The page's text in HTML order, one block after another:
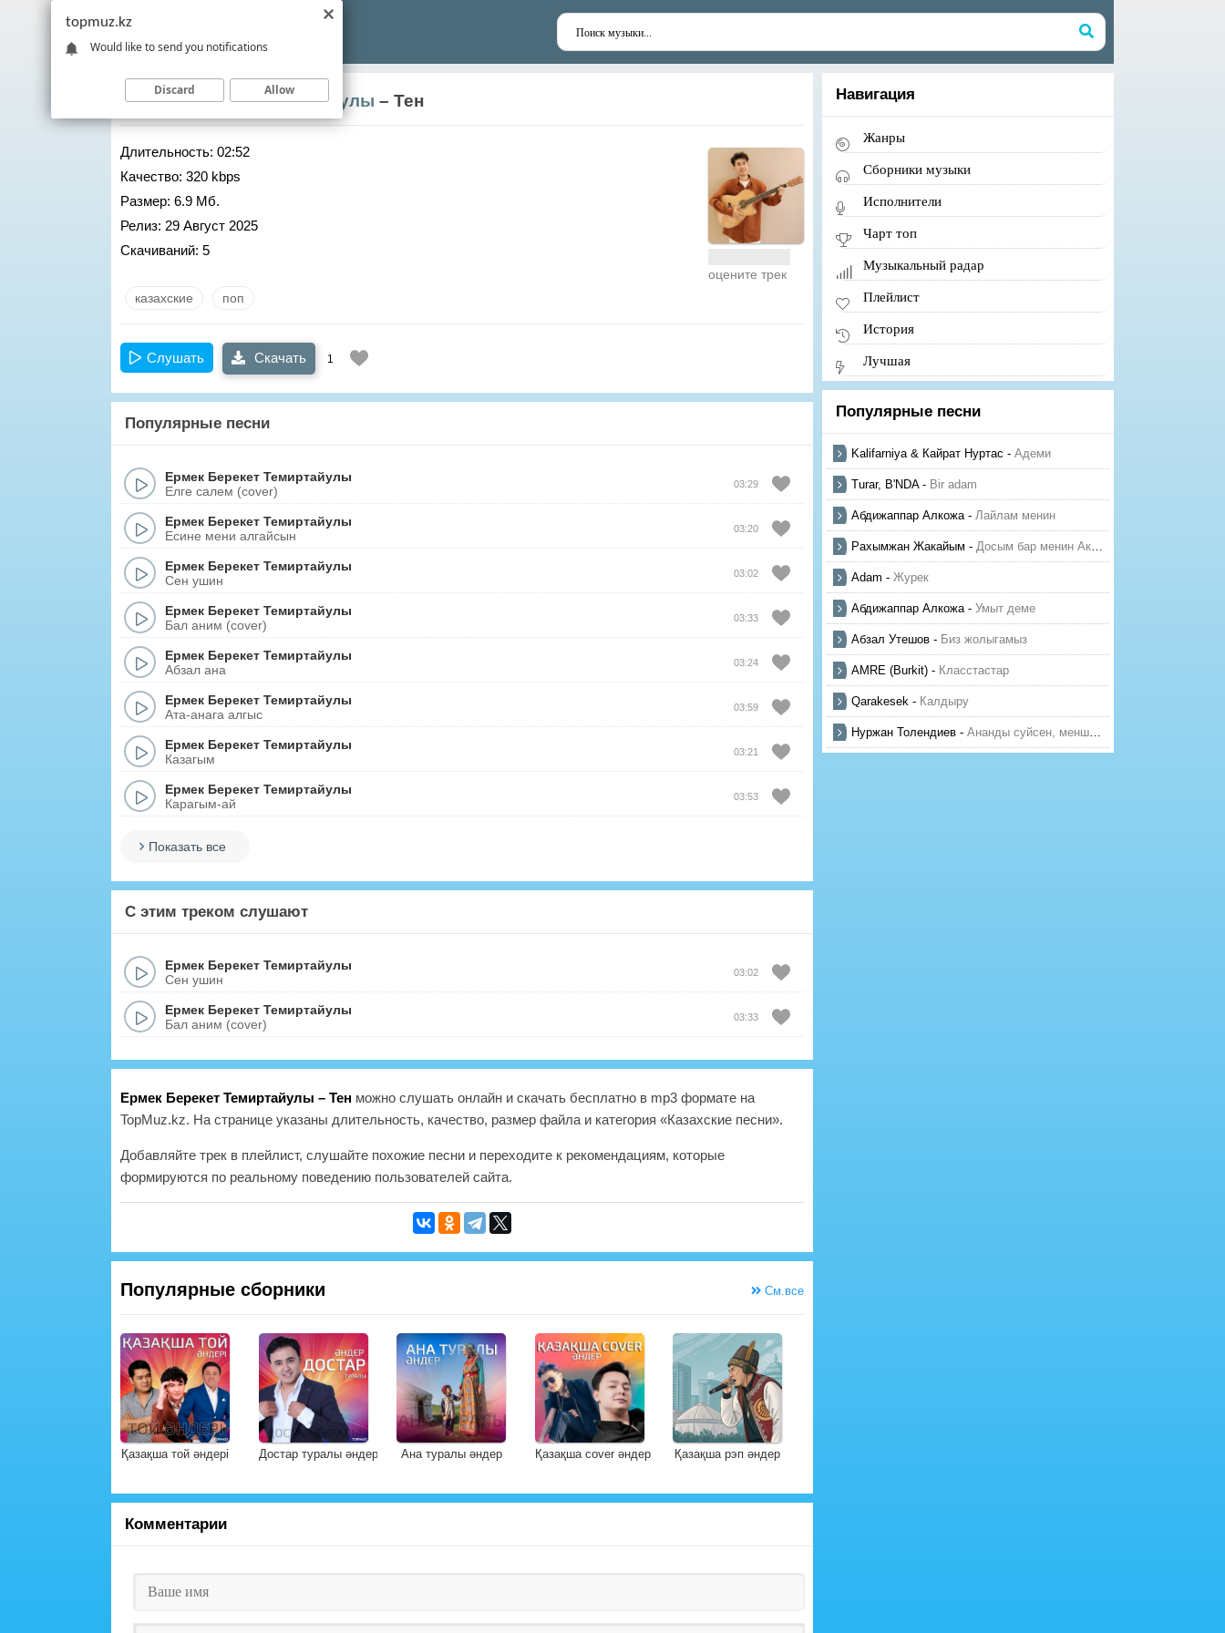
Ермек Берекет Темиртайулы – Тен
Длительность: 02:52
Качество: 320 kbps
Размер: 6.9 Мб.
Релиз: 29 Август 2025
Скачиваний: 5
оцените трек
казахские поп
Слушать Скачать 1
Популярные песни
Ермек Берекет Темиртайулы
Елге салем (cover)
03:29
Ермек Берекет Темиртайулы
Есине мени алгайсын
03:20
Ермек Берекет Темиртайулы
Сен ушин
03:02
Ермек Берекет Темиртайулы
Бал аним (cover)
03:33
Ермек Берекет Темиртайулы
Абзал ана
03:24
Ермек Берекет Темиртайулы
Ата-анага алгыс
03:59
Ермек Берекет Темиртайулы
Казагым
03:21
Ермек Берекет Темиртайулы
Карагым-ай
03:53
Показать все
С этим треком слушают
Ермек Берекет Темиртайулы
Сен ушин
03:02
Ермек Берекет Темиртайулы
Бал аним (cover)
03:33
Ермек Берекет Темиртайулы – Тен можно слушать онлайн и скачать бесплатно в mp3 формате на
TopMuz.kz. На странице указаны длительность, качество, размер файла и категория «Казахские песни».
Добавляйте трек в плейлист, слушайте похожие песни и переходите к рекомендациям, которые
формируются по реальному поведению пользователей сайта.
Популярные сборники См.все
Қазақша той әндері Достар туралы әндер Ана туралы әндер Қазақша cover әндер Қазақша рэп әндер
Комментарии
Навигация
Жанры
Сборники музыки
Исполнители
Чарт топ
Музыкальный радар
Плейлист
История
Лучшая
Популярные песни
Kalifarniya & Кайрат Нуртас - Адеми
Turar, B'NDA- Bir adam
Абдижаппар Алкожа- Лайлам менин
Рахымжан Жакайым - Досым бар менин Актауда
Adam - Журек
Абдижаппар Алкожа- Умыт деме
Абзал Утешов - Биз жолыгамыз
AMRE (Burkit) - Класстастар
Qarakesek - Калдыру
Нуржан Толендиев - Ананды суйсен, менше суй
topmuz.kz
Would like to send you notifications
Discard Allow